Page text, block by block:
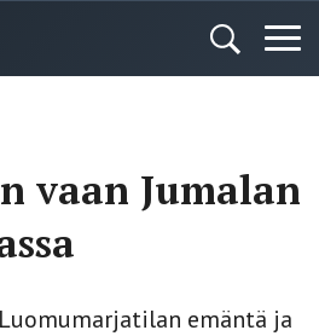
vaan Jumalan
emäntä ja